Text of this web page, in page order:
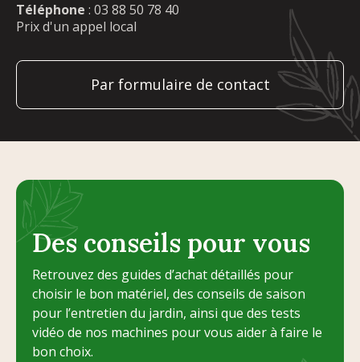
Téléphone : 03 88 50 78 40
Prix d'un appel local
Par formulaire de contact
Des conseils pour vous
Retrouvez des guides d’achat détaillés pour
choisir le bon matériel, des conseils de saison
pour l’entretien du jardin, ainsi que des tests
vidéo de nos machines pour vous aider à faire le
bon choix.